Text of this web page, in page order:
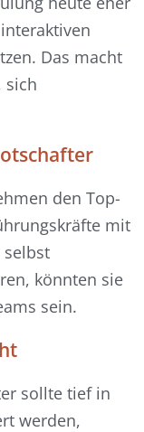
Das macht
sich
den Top-
mit
selbst
könnten sie
sein.
sollte tief in
werden,